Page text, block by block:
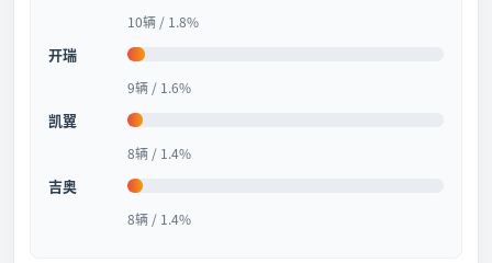
10辆 / 1.8%
开瑞
9辆 / 1.6%
凯翼
8辆 / 1.4%
吉奥
8辆 / 1.4%